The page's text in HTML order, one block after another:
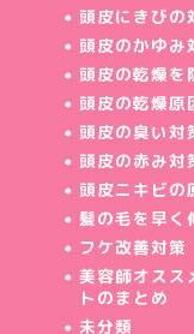
頭皮にきびの
頭皮のかゆみ
頭皮の乾燥を
頭皮の乾燥原
頭皮の臭い対
頭皮の赤み対
頭皮ニキビの
髪の毛を早く
フケ改善対策
美容師オスス
トのまとめ
未分類